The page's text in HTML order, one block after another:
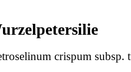
crispum subsp.